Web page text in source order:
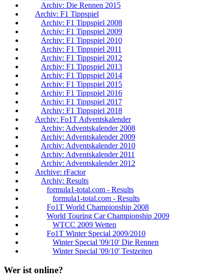
Archiv: Die Rennen 2015
Archiv: F1 Tippspiel
Archiv: F1 Tippspiel 2008
Archiv: F1 Tippspiel 2009
Archiv: F1 Tippspiel 2010
Archiv: F1 Tippspiel 2011
Archiv: F1 Tippspiel 2012
Archiv: F1 Tippspiel 2013
Archiv: F1 Tippspiel 2014
Archiv: F1 Tippspiel 2015
Archiv: F1 Tippspiel 2016
Archiv: F1 Tippspiel 2017
Archiv: F1 Tippspiel 2018
Archiv: Fo1T Adventskalender
Archiv: Adventskalender 2008
Archiv: Adventskalender 2009
Archiv: Adventskalender 2010
Archiv: Adventskalender 2011
Archiv: Adventskalender 2012
Archive: rFactor
Archiv: Results
formula1-total.com - Results
formula1-total.com - Results
Fo1T World Championship 2008
World Touring Car Championship 2009
WTCC 2009 Wetten
Fo1T Winter Special 2009/2010
Winter Special '09/10' Die Rennen
Winter Special '09/10' Testzeiten
Wer ist online?